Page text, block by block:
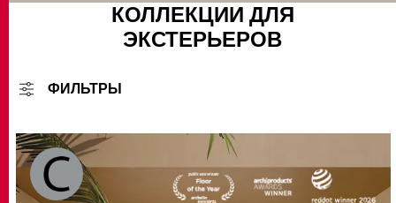
КОЛЛЕКЦИИ ДЛЯ
ЭКСТЕРЬЕРОВ
ФИЛЬТРЫ